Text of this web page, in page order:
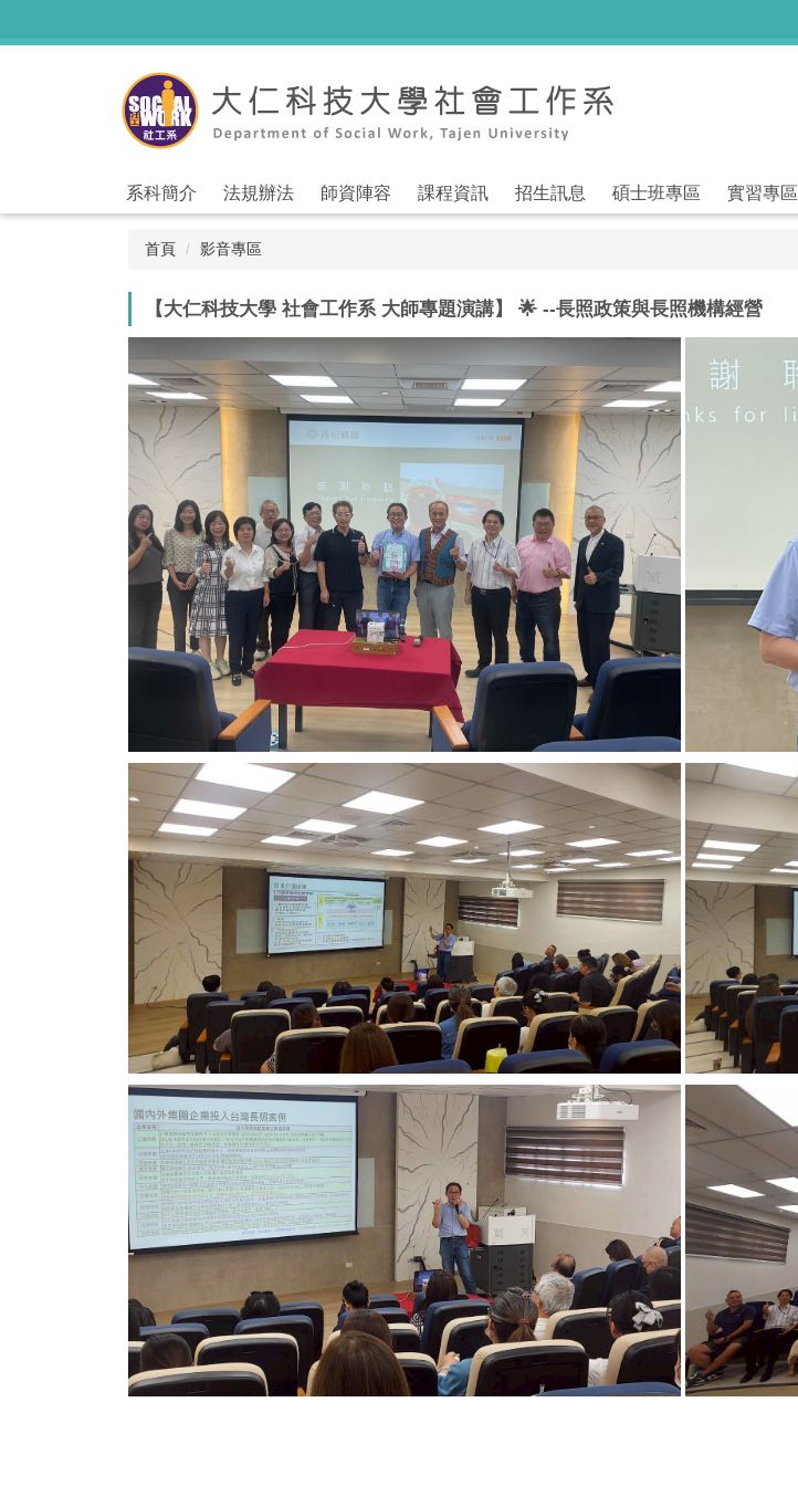
系科簡介 法規辦法 師資陣容 課程資訊 招生訊息 碩士班專區 實習專區
首頁 影音專區
【大仁科技大學 社會工作系 大師專題演講】 🌟 --長照政策與長照機構經營